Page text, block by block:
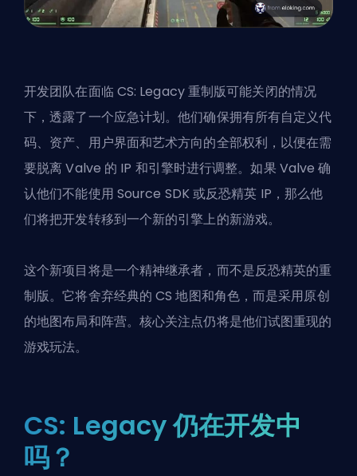
开发团队在面临 CS: Legacy 重制版可能关闭的情况
下，透露了一个应急计划。他们确保拥有所有自定义代
码、资产、用户界面和艺术方向的全部权利，以便在需
要脱离 Valve 的 IP 和引擎时进行调整。如果 Valve 确
认他们不能使用 Source SDK 或反恐精英 IP，那么他
们将把开发转移到一个新的引擎上的新游戏。
这个新项目将是一个精神继承者，而不是反恐精英的重
制版。它将舍弃经典的 CS 地图和角色，而是采用原创
的地图布局和阵营。核心关注点仍将是他们试图重现的
游戏玩法。
CS: Legacy 仍在开发中
吗？